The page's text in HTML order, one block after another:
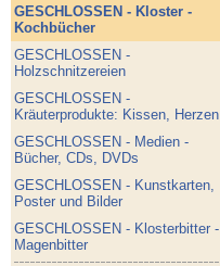
GESCHLOSSEN - Kloster -
Kochbücher
GESCHLOSSEN -
Holzschnitzereien
GESCHLOSSEN -
Kräuterprodukte: Kissen, Herzen
GESCHLOSSEN - Medien -
Bücher, CDs, DVDs
GESCHLOSSEN - Kunstkarten,
Poster und Bilder
GESCHLOSSEN - Klosterbitter -
Magenbitter